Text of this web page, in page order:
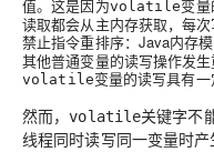
值。这是因为volatile变
读取都会从主内存获取，每
禁止指令重排序：Java内存
其他普通变量的读写操作发
volatile变量的读写具有一
然而，volatile关键字不
线程同时读写同一变量时